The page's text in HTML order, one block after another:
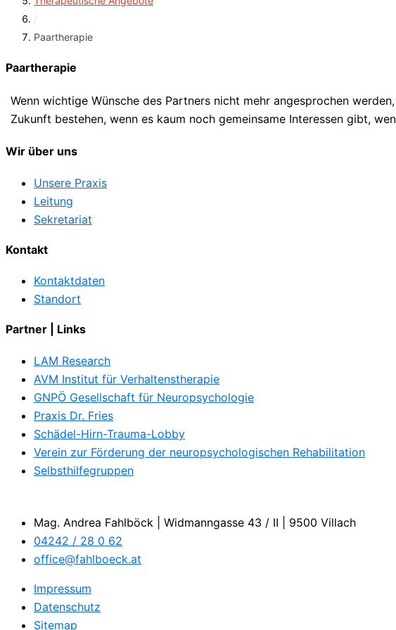
/
Paartherapie
Paartherapie
Wenn wichtige Wünsche des Partners nicht mehr angesprochen
Zukunft bestehen, wenn es kaum noch gemeinsame Interessen gibt,
Wir über uns
Unsere Praxis
Leitung
Sekretariat
Kontakt
Kontaktdaten
Standort
Partner | Links
LAM Research
AVM Institut für Verhaltenstherapie
GNPÖ Gesellschaft für Neuropsychologie
Praxis Dr. Fries
Schädel-Hirn-Trauma-Lobby
Verein zur Förderung der neuropsychologischen Rehabilitation
Selbsthilfegruppen
Mag. Andrea Fahlböck | Widmanngasse 43 / II | 9500 Villach
04242 / 28 0 62
office@fahlboeck.at
Impressum
Datenschutz
Sitemap